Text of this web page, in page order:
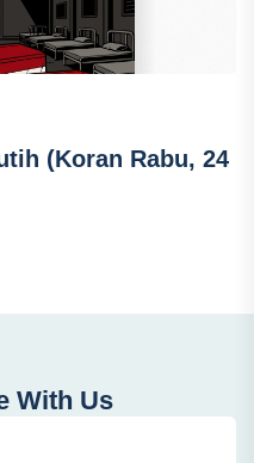
(Koran Rabu, 24
With Us